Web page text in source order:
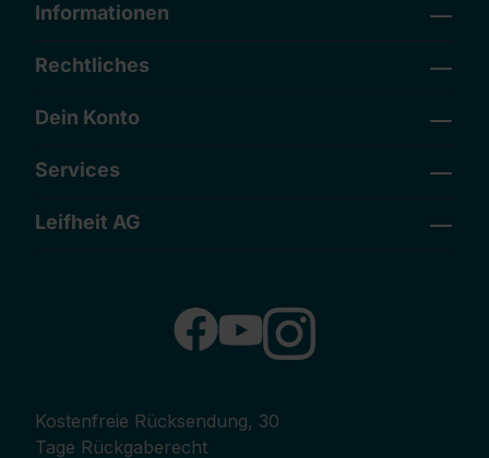
Informationen
Rechtliches
Dein Konto
Services
Leifheit AG
Kostenfreie Rücksendung, 30
Tage Rückgaberecht